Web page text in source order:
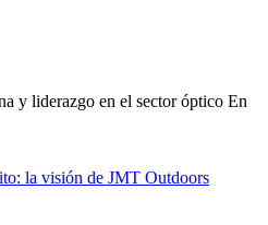
y liderazgo en el sector óptico En
la visión de JMT Outdoors